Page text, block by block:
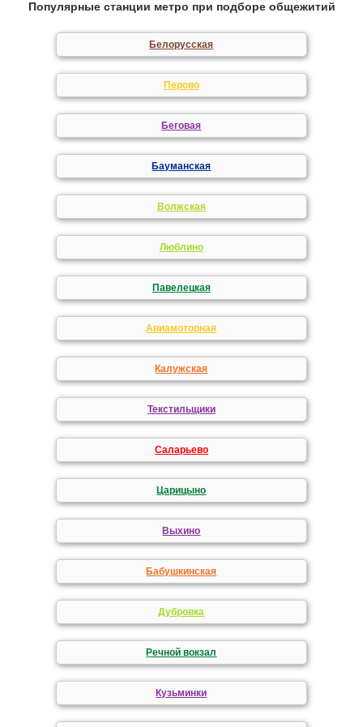
Популярные станции метро при подборе общежитий
Белорусская
Перово
Беговая
Бауманская
Волжская
Люблино
Павелецкая
Авиамоторная
Калужская
Текстильщики
Саларьево
Царицыно
Выхино
Бабушкинская
Дубровка
Речной вокзал
Кузьминки